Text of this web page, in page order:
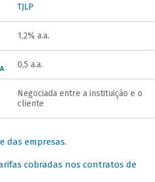
TJLP
1,2% a.a.
0,5 a.a.
Negociada entre a instituição e o
cliente
das empresas.
cobradas nos contratos de